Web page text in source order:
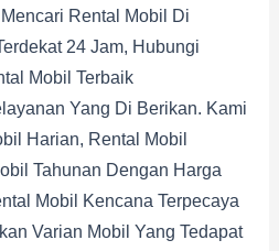
Rental Mobil Di
24 Jam, Hubungi
Mobil Terbaik
Yang Di Berikan. Kami
Harian, Rental Mobil
Tahunan Dengan Harga
Mobil Kencana Terpecaya
Varian Mobil Yang Tedapat